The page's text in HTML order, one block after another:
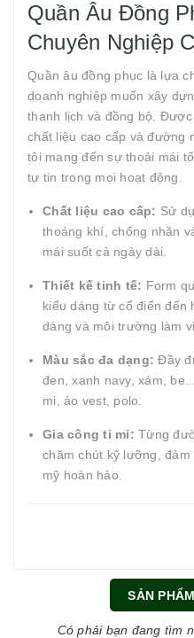
Quần Âu Đồng
Chuyên Nghiệp
Quần âu đồng phục là lựa
doanh nghiệp muốn xây
thanh lịch và đồng bộ.
chất liệu cao cấp và đường
tôi mang đến sự thoải mái
tự tin trong mọi hoạt động.
Chất liệu cao cấp: Sử
thoáng khí, chống nhăn
mái suốt cả ngày dài.
Thiết kế tinh tế: Form
kiểu dáng từ cổ điển đến
dáng và môi trường làm
Màu sắc đa dạng: Đầy
đen, xanh navy, xám,
mi, áo vest, polo.
Gia công tỉ mỉ: Từng
chăm chút kỹ lưỡng,
mỹ hoàn hảo.
SẢN
Có phải bạn đang tìm